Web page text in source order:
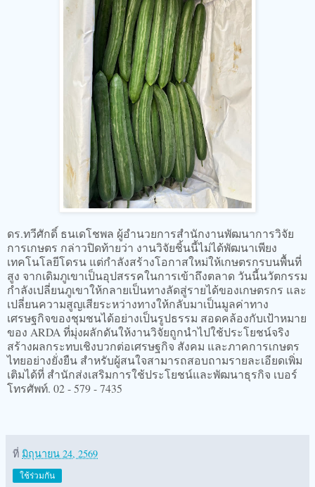
ดร.ทวีศักดิ์ ธนเดโชพล ผู้อำนวยการสำนักงานพัฒนาการวิจัย
การเกษตร กล่าวปิดท้ายว่า งานวิจัยชิ้นนี้ไม่ได้พัฒนาเพียง
เทคโนโลยีโดรน แต่กำลังสร้างโอกาสใหม่ให้เกษตรกรบนพื้นที่
สูง จากเดิมภูเขาเป็นอุปสรรคในการเข้าถึงตลาด วันนี้นวัตกรรม
กำลังเปลี่ยนภูเขาให้กลายเป็นทางลัดสู่รายได้ของเกษตรกร และ
เปลี่ยนความสูญเสียระหว่างทางให้กลับมาเป็นมูลค่าทาง
เศรษฐกิจของชุมชนได้อย่างเป็นรูปธรรม สอดคล้องกับเป้าหมาย
ของ ARDA ที่มุ่งผลักดันให้งานวิจัยถูกนำไปใช้ประโยชน์จริง
สร้างผลกระทบเชิงบวกต่อเศรษฐกิจ สังคม และภาคการเกษตร
ไทยอย่างยั่งยืน สำหรับผู้สนใจสามารถสอบถามรายละเอียดเพิ่ม
เติมได้ที่ สำนักส่งเสริมการใช้ประโยชน์และพัฒนาธุรกิจ เบอร์
โทรศัพท์. 02 - 579 - 7435
ที่ มิถุนายน 24, 2569
ใช้ร่วมกัน